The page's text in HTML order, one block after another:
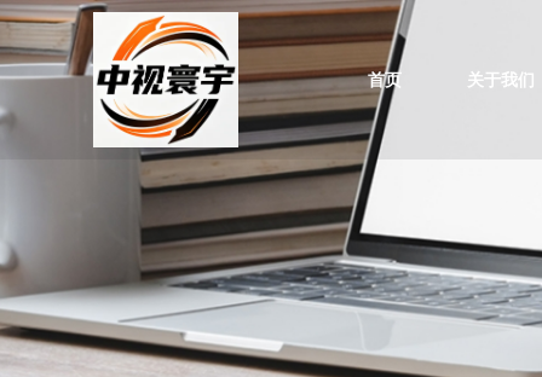
首页 关于我们